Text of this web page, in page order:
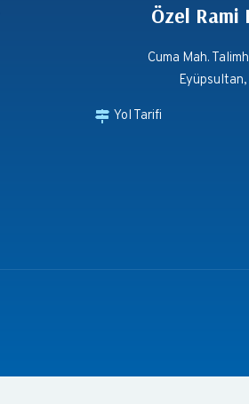
Özel Rami
Cuma Mah.
Yol Tarifi